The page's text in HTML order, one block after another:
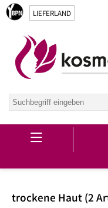
LIEFERLAND
Hauptmenü
trockene Haut (2